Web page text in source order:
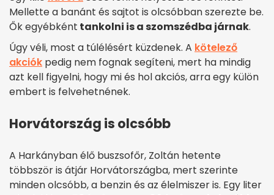
Mellette a banánt és sajtot is olcsóbban szerezte be.
Ők egyébként tankolni is a szomszédba járnak.
Úgy véli, most a túlélésért küzdenek. A kötelező
akciók pedig nem fognak segíteni, mert ha mindig
azt kell figyelni, hogy mi és hol akciós, arra egy külön
embert is felvehetnének.
Horvátország is olcsóbb
A Harkányban élő buszsofőr, Zoltán hetente
többször is átjár Horvátországba, mert szerinte
minden olcsóbb, a benzin és az élelmiszer is. Egy liter